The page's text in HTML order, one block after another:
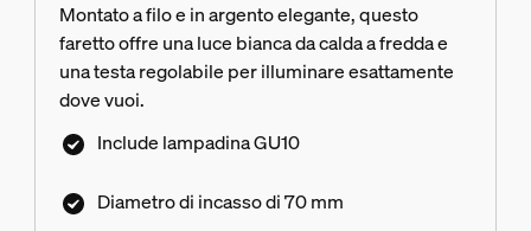
Montato a filo e in argento elegante, questo
faretto offre una luce bianca da calda a fredda e
una testa regolabile per illuminare esattamente
dove vuoi.
Include lampadina GU10
Diametro di incasso​ di 70 mm